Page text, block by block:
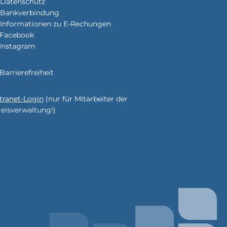
Bankverbindung
Informationen zu E-Rechungen
Login (nur für Mitarbeiter der